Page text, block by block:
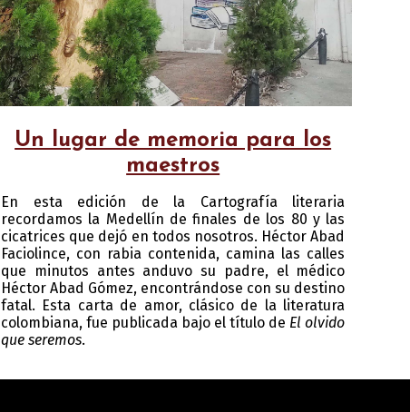
Un lugar de memoria para los
maestros
En esta edición de la Cartografía literaria
recordamos la Medellín de finales de los 80 y las
cicatrices que dejó en todos nosotros. Héctor Abad
Faciolince, con rabia contenida, camina las calles
que minutos antes anduvo su padre, el médico
Héctor Abad Gómez, encontrándose con su destino
fatal. Esta carta de amor, clásico de la literatura
colombiana, fue publicada bajo el título de El olvido
que seremos.